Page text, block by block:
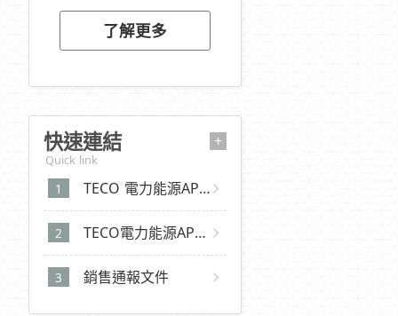
了解更多
快速連結 +
Quick link
TECO 電力能源APP 2.0 (iOS)
TECO電力能源APP 2.0 (Android)
銷售通報文件